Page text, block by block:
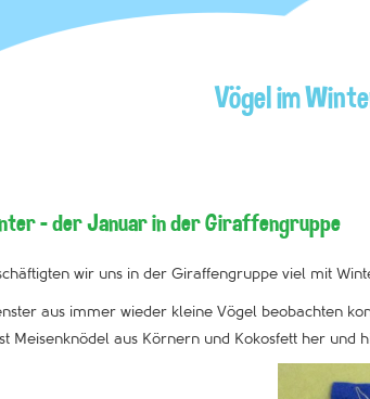
Vögel im
– der Januar in der Giraffengruppe
wir uns in der Giraffengruppe viel mit
aus immer wieder kleine Vögel beobachten
Meisenknödel aus Körnern und Kokosfett her und